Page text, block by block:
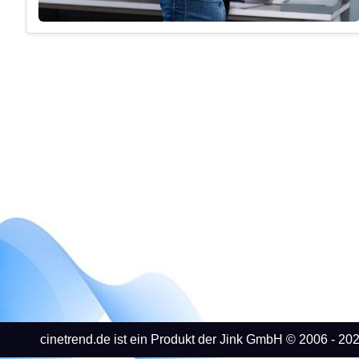
cinetrend.de ist ein Produkt der Jink GmbH © 2006 -